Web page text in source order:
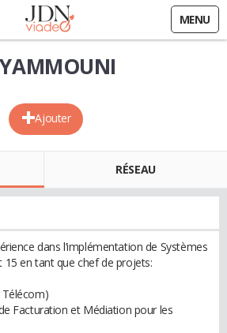
MENU
Ajouter
RÉSEAU
dans l’implémentation de Systèmes
en tant que chef de projets:
Télécom)
Facturation et Médiation pour les